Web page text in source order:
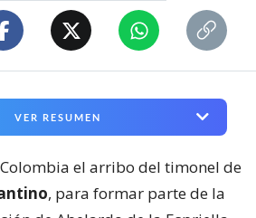
VER RESUMEN
el arribo del timonel de
, para formar parte de la